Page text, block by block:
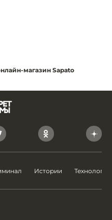
магазин Sapato
Истории Технологии